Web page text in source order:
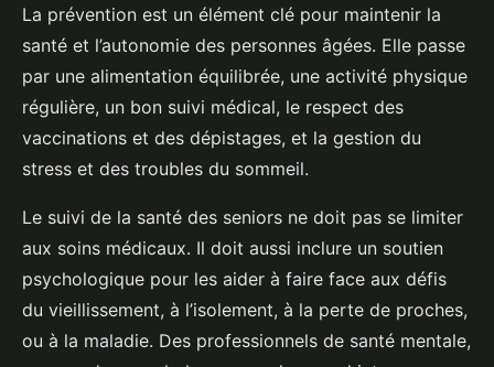
La prévention est un élément clé pour maintenir la
santé et l’autonomie des personnes âgées. Elle passe
par une alimentation équilibrée, une activité physique
régulière, un bon suivi médical, le respect des
vaccinations et des dépistages, et la gestion du
stress et des troubles du sommeil.
Le suivi de la santé des seniors ne doit pas se limiter
aux soins médicaux. Il doit aussi inclure un soutien
psychologique pour les aider à faire face aux défis
du vieillissement, à l’isolement, à la perte de proches,
ou à la maladie. Des professionnels de santé mentale,